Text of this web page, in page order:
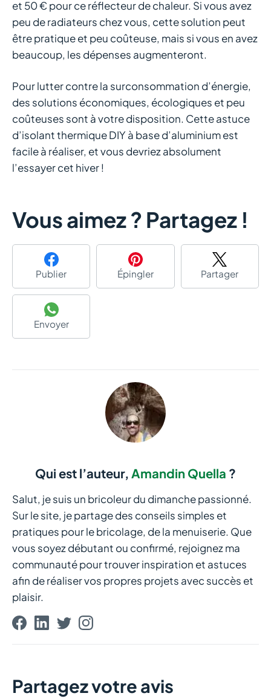
et 50 € pour ce réflecteur de chaleur. Si vous avez
peu de radiateurs chez vous, cette solution peut
être pratique et peu coûteuse, mais si vous en avez
beaucoup, les dépenses augmenteront.
Pour lutter contre la surconsommation d’énergie,
des solutions économiques, écologiques et peu
coûteuses sont à votre disposition. Cette astuce
d’isolant thermique DIY à base d’aluminium est
facile à réaliser, et vous devriez absolument
l’essayer cet hiver !
Vous aimez ? Partagez !
Publier Épingler Partager
Envoyer
Qui est l’auteur,Amandin Quella ?
Salut, je suis un bricoleur du dimanche passionné.
Sur le site, je partage des conseils simples et
pratiques pour le bricolage, de la menuiserie. Que
vous soyez débutant ou confirmé, rejoignez ma
communauté pour trouver inspiration et astuces
afin de réaliser vos propres projets avec succès et
plaisir.
Partagez votre avis